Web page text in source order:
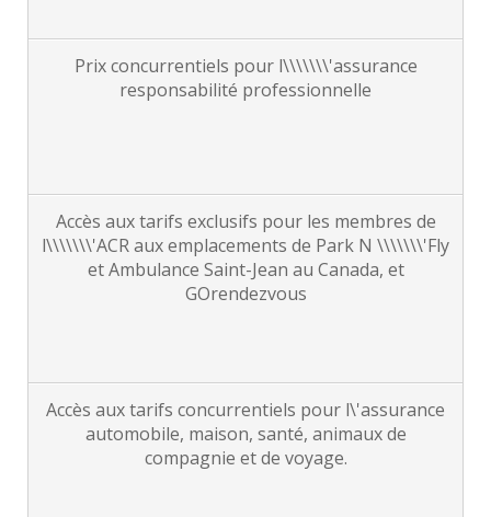
Prix concurrentiels pour l\\\\\\\'assurance
responsabilité professionnelle
Accès aux tarifs exclusifs pour les membres de
l\\\\\\\'ACR aux emplacements de Park N \\\\\\\'Fly
et Ambulance Saint-Jean au Canada, et
GOrendezvous
Accès aux tarifs concurrentiels pour l\'assurance
automobile, maison, santé, animaux de
compagnie et de voyage.